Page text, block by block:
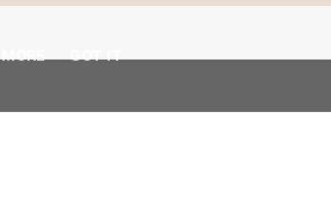
GOT IT